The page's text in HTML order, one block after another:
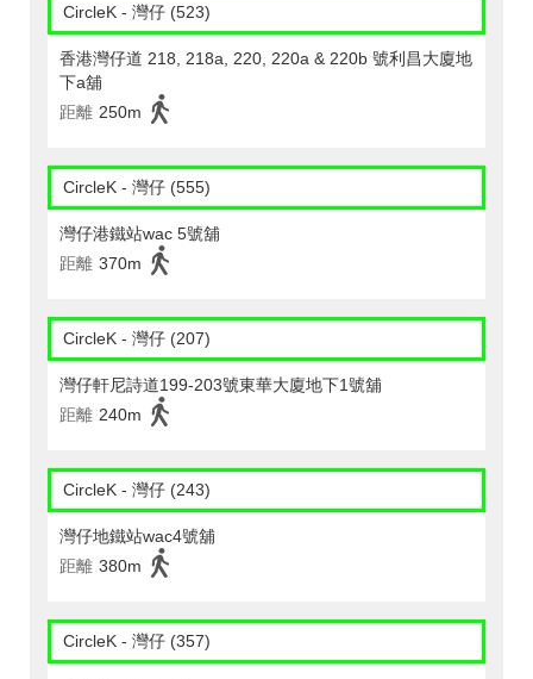
CircleK - 灣仔 (523)
香港灣仔道 218, 218a, 220, 220a & 220b 號利昌大廈地
下a舖
距離 250m
CircleK - 灣仔 (555)
灣仔港鐵站wac 5號舖
距離 370m
CircleK - 灣仔 (207)
灣仔軒尼詩道199-203號東華大廈地下1號舖
距離 240m
CircleK - 灣仔 (243)
灣仔地鐵站wac4號舖
距離 380m
CircleK - 灣仔 (357)